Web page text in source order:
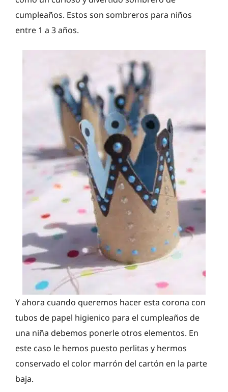
cumpleaños. Estos son sombreros para niños
entre 1 a 3 años.
Y ahora cuando queremos hacer esta corona con
tubos de papel higienico para el cumpleaños de
una niña debemos ponerle otros elementos. En
este caso le hemos puesto perlitas y hermos
conservado el color marrón del cartón en la parte
baja.